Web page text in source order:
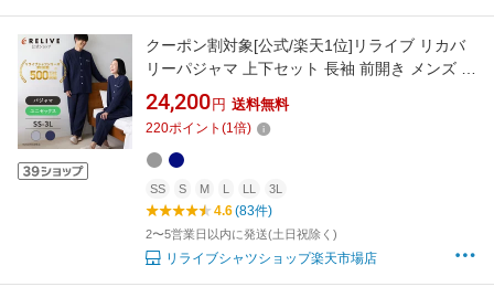
クーポン割対象[公式/楽天1位]リライブ リカバ
リーパジャマ 上下セット 長袖 前開き メンズ レ
ディース 男女兼用 綿100 コットン 4重 ガーゼ
肌触り リカバリーウェア リカバリーウエア 部
屋着 ルームウェア ナイトウェア 機能性パジャ
マ プレゼント ギフト 誕生日 敬老の日
24,200 円 送料無料
220ポイント (1倍)
SS S M L LL 3L
4.6(83件)
2〜5営業日以内に発送(土日祝除く)
リライブシャツショップ楽天市場店